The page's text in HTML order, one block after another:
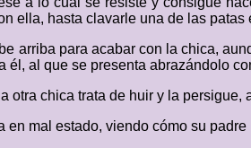
ella, hasta clavarle una de las patas
arriba para acabar con la chica,
él, al que se presenta abrazándolo
otra chica trata de huir y la
en mal estado, viendo cómo su